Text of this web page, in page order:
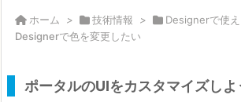
ホーム > 技術情報 > Designerで使え
Designerで色を変更したい
ポータルのUIをカスタマイズしよ